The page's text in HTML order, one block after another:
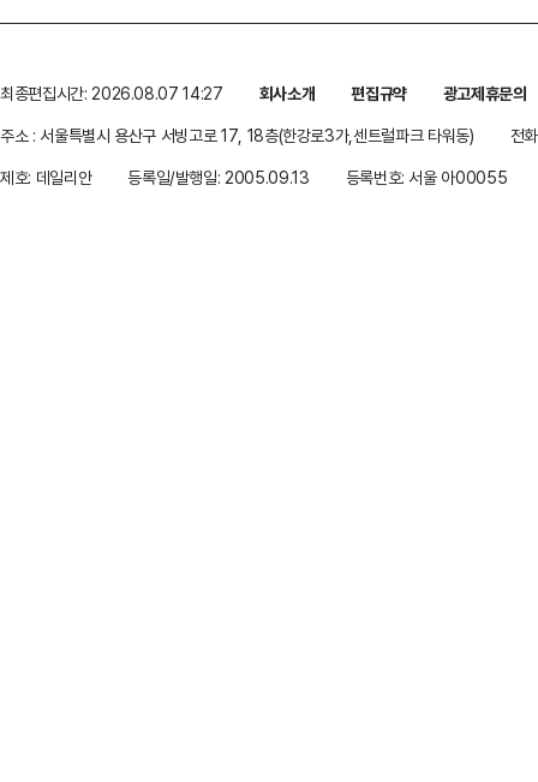
최종편집시간: 2026.08.07 14:27 회사소개 편집규약
광고제휴문의
주소 : 서울특별시 용산구 서빙고로 17, 18층(한강로3가,센트럴파크 타워동)
전
제호: 데일리안
등록일/발행일: 2005.09.13 등록번호: 서울 아00055